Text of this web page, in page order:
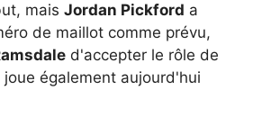
mais Jordan Pickford a
de maillot comme prévu,
d'accepter le rôle de
également aujourd'hui